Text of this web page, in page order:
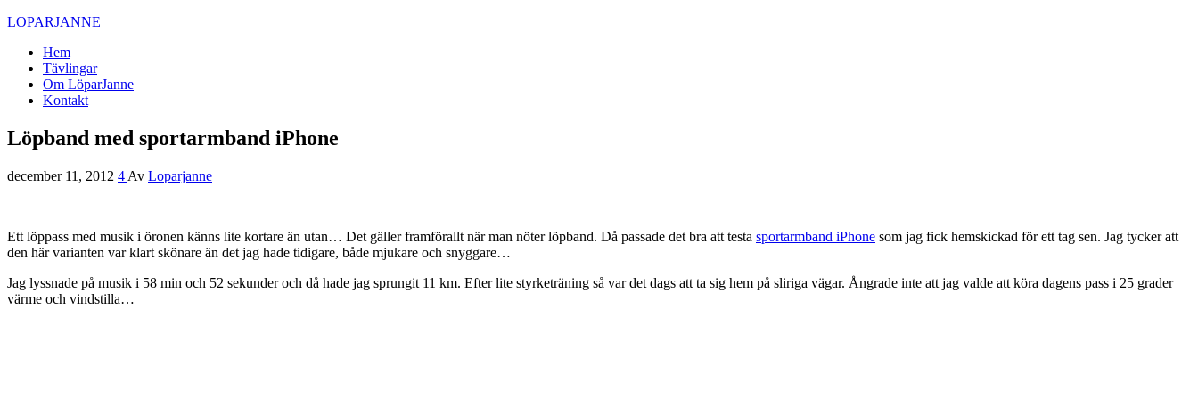
LOPARJANNE
Hem
Tävlingar
Om LöparJanne
Kontakt
Löpband med sportarmband iPhone
december 11, 2012 4 Av Loparjanne
Ett löppass med musik i öronen känns lite kortare än utan… Det gäller framförallt när man nöter löpband. Då passade det bra att testa sportarmband iPhone som jag fick hemskickad för ett tag sen. Jag tycker att
den här varianten var klart skönare än det jag hade tidigare, både mjukare och snyggare…
Jag lyssnade på musik i 58 min och 52 sekunder och då hade jag sprungit 11 km. Efter lite styrketräning så var det dags att ta sig hem på sliriga vägar. Ångrade inte att jag valde att köra dagens pass i 25 grader
värme och vindstilla…